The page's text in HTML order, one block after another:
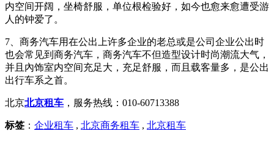
内空间开阔，坐椅舒服，单位根检验好，如今也愈来愈遭受游
人的钟爱了。
7、商务汽车用在公出上许多企业的老总或是公司企业公出时
也会常见到商务汽车，商务汽车不但造型设计时尚潮流大气，
并且內饰室内空间充足大，充足舒服，而且载客量多，是公出
出行车系之首。
北京北京租车 ，服务热线：010-60713388
标签 ： 企业租车 , 北京商务租车 , 北京租车